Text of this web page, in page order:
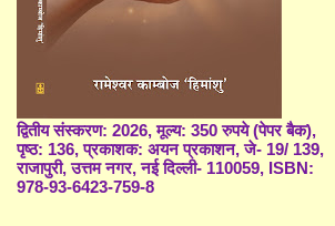
द्वितीय संस्करण: 2026, मूल्य: 350 रुपये (पेपर बैक),
पृष्ठ: 136, प्रकाशक: अयन प्रकाशन, जे- 19/ 139,
राजापुरी, उत्तम नगर, नई दिल्ली- 110059, ISBN:
978-93-6423-759-8